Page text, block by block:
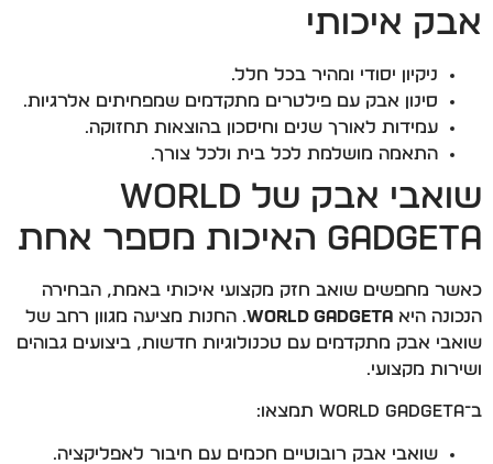
אבק איכותי
ניקיון יסודי ומהיר בכל חלל.
סינון אבק עם פילטרים מתקדמים שמפחיתים אלרגיות.
עמידות לאורך שנים וחיסכון בהוצאות תחזוקה.
התאמה מושלמת לכל בית ולכל צורך.
שואבי אבק של World
Gadgeta האיכות מספר אחת
כאשר מחפשים שואב חזק מקצועי איכותי באמת, הבחירה
הנכונה היא World Gadgeta. החנות מציעה מגוון רחב של
שואבי אבק מתקדמים עם טכנולוגיות חדשות, ביצועים גבוהים
ושירות מקצועי.
ב־World Gadgeta תמצאו:
שואבי אבק רובוטיים חכמים עם חיבור לאפליקציה.